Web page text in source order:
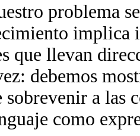
problema
implica
que llevan
debemos
sobrevenir a las
como